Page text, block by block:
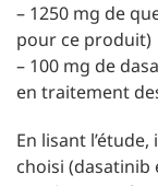
– 1250 mg de
pour ce produit)
– 100 mg de
en traitement
En lisant
choisi (dasatinib